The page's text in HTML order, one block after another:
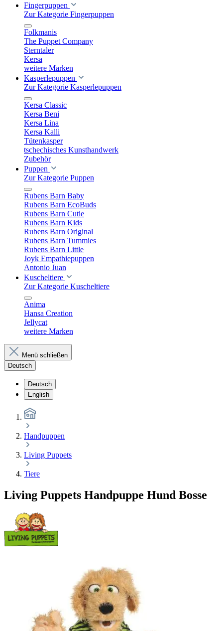
Fingerpuppen
Zur Kategorie Fingerpuppen
Folkmanis
The Puppet Company
Sterntaler
Kersa
weitere Marken
Kasperlepuppen
Zur Kategorie Kasperlepuppen
Kersa Classic
Kersa Beni
Kersa Lina
Kersa Kalli
Tütenkasper
tschechisches Kunsthandwerk
Zubehör
Puppen
Zur Kategorie Puppen
Rubens Barn Baby
Rubens Barn EcoBuds
Rubens Barn Cutie
Rubens Barn Kids
Rubens Barn Original
Rubens Barn Tummies
Rubens Barn Little
Joyk Empathiepuppen
Antonio Juan
Kuscheltiere
Zur Kategorie Kuscheltiere
Anima
Hansa Creation
Jellycat
weitere Marken
Menü schließen
Deutsch
Deutsch
English
Handpuppen
Living Puppets
Tiere
Living Puppets Handpuppe Hund Bosse